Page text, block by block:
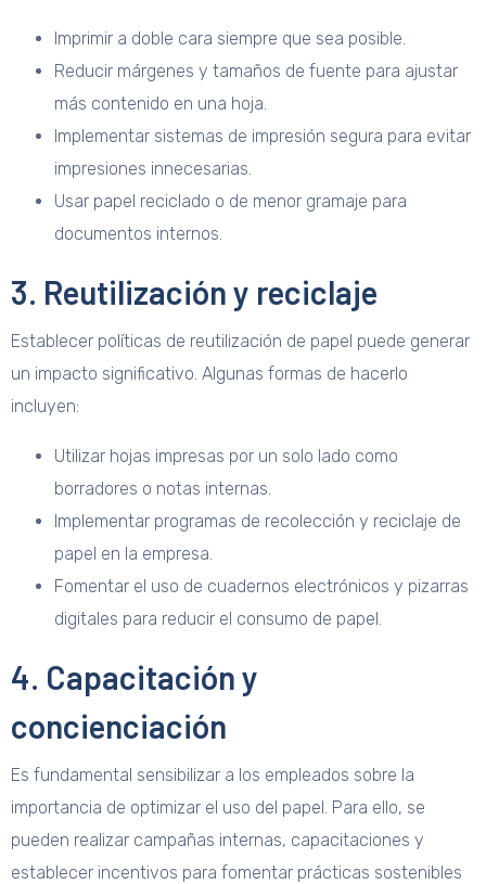
Imprimir a doble cara siempre que sea posible.
Reducir márgenes y tamaños de fuente para ajustar
más contenido en una hoja.
Implementar sistemas de impresión segura para evitar
impresiones innecesarias.
Usar papel reciclado o de menor gramaje para
documentos internos.
3. Reutilización y reciclaje
Establecer políticas de reutilización de papel puede generar
un impacto significativo. Algunas formas de hacerlo
incluyen:
Utilizar hojas impresas por un solo lado como
borradores o notas internas.
Implementar programas de recolección y reciclaje de
papel en la empresa.
Fomentar el uso de cuadernos electrónicos y pizarras
digitales para reducir el consumo de papel.
4. Capacitación y
concienciación
Es fundamental sensibilizar a los empleados sobre la
importancia de optimizar el uso del papel. Para ello, se
pueden realizar campañas internas, capacitaciones y
establecer incentivos para fomentar prácticas sostenibles